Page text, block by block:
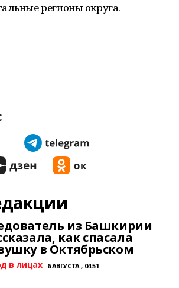
регионы округа.
из Башкирии
как спасала
в Октябрьском
в лицах 6 АВГУСТА , 04:51